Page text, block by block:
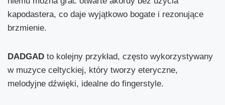
kapodastera, co daje wyjątkowo bogate i rezonujące
brzmienie.
DADGAD to kolejny przykład, często wykorzystywany
w muzyce celtyckiej, który tworzy eteryczne,
melodyjne dźwięki, idealne do fingerstyle.